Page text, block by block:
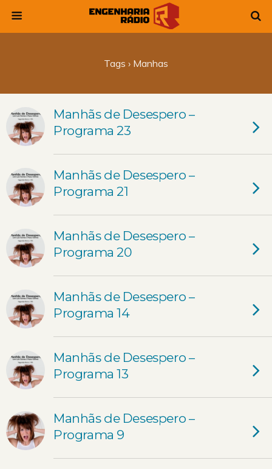
Tags › Manhas
Manhãs de Desespero –
Programa 23
Manhãs de Desespero –
Programa 21
Manhãs de Desespero –
Programa 20
Manhãs de Desespero –
Programa 14
Manhãs de Desespero –
Programa 13
Manhãs de Desespero –
Programa 9